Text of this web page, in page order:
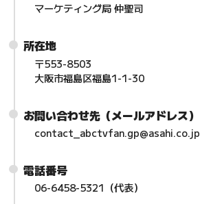
マーケティング局 仲聖司
所在地
〒553-8503
大阪市福島区福島1-1-30
お問い合わせ先（メールアドレス）
contact_abctvfan.gp@asahi.co.jp
電話番号
06-6458-5321（代表）